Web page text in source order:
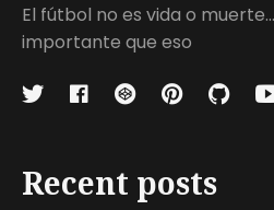
El fútbol no es vida o
importante que eso
Recent posts